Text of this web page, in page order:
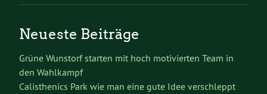
Neueste Beiträge
Grüne Wunstorf starten mit hoch motivierten Team in
den Wahlkampf
Calisthenics Park wie man eine gute Idee verschleppt